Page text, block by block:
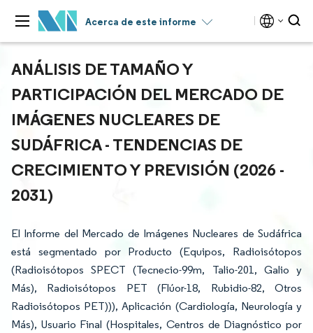
Acerca de este informe
ANÁLISIS DE TAMAÑO Y
PARTICIPACIÓN DEL MERCADO DE
IMÁGENES NUCLEARES DE
SUDÁFRICA - TENDENCIAS DE
CRECIMIENTO Y PREVISIÓN (2026 -
2031)
El Informe del Mercado de Imágenes Nucleares de Sudáfrica
está segmentado por Producto (Equipos, Radioisótopos
(Radioisótopos SPECT (Tecnecio-99m, Talio-201, Galio y
Más), Radioisótopos PET (Flúor-18, Rubidio-82, Otros
Radioisótopos PET))), Aplicación (Cardiología, Neurología y
Más), Usuario Final (Hospitales, Centros de Diagnóstico por